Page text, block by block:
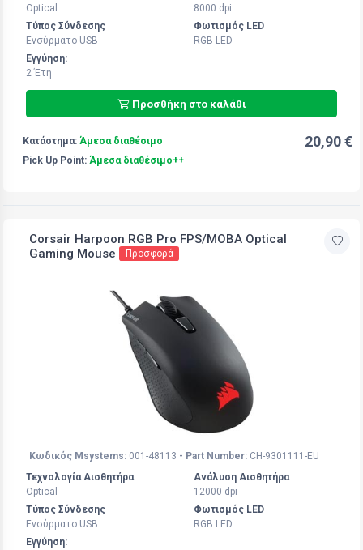
Optical
8000 dpi
Τύπος Σύνδεσης
Ενσύρματο USB
Φωτισμός LED
RGB LED
Εγγύηση:
2 Έτη
Προσθήκη στο καλάθι
Κατάστημα: Άμεσα διαθέσιμο
Pick Up Point: Άμεσα διαθέσιμο++
20,90 €
Corsair Harpoon RGB Pro FPS/MOBA Optical
Gaming Mouse
Προσφορά
Κωδικός Msystems: 001-48113 - Part Number: CH-9301111-EU
Τεχνολογία Αισθητήρα
Optical
Ανάλυση Αισθητήρα
12000 dpi
Τύπος Σύνδεσης
Ενσύρματο USB
Φωτισμός LED
RGB LED
Εγγύηση: